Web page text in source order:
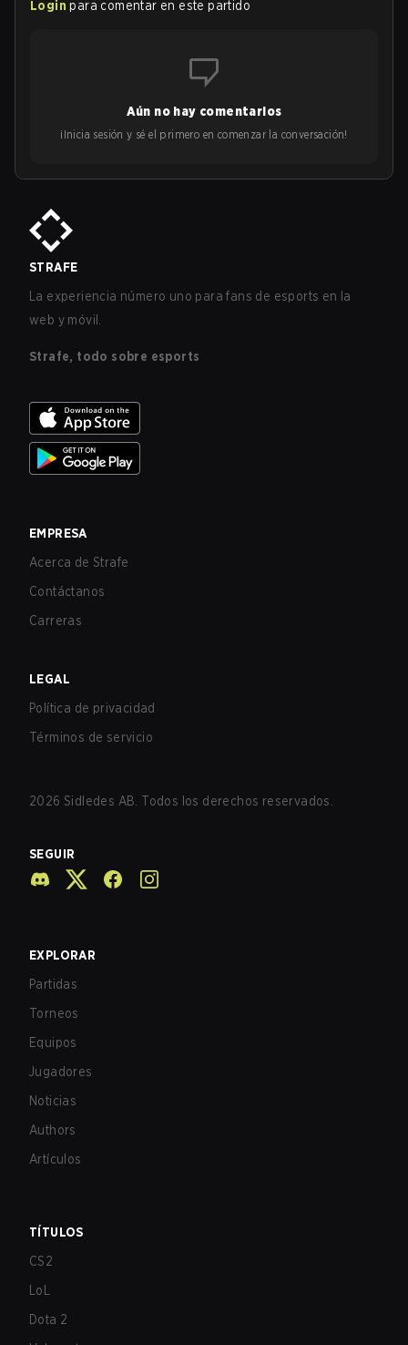
Login para comentar en este partido
Aún no hay comentarios
¡Inicia sesión y sé el primero en comenzar la conversación!
STRAFE
La experiencia número uno para fans de esports en la
web y móvil.
Strafe, todo sobre esports
EMPRESA
Acerca de Strafe
Contáctanos
Carreras
LEGAL
Política de privacidad
Términos de servicio
2026 Sidledes AB. Todos los derechos reservados.
SEGUIR
EXPLORAR
Partidas
Torneos
Equipos
Jugadores
Noticias
Authors
Artículos
TÍTULOS
CS2
LoL
Dota 2